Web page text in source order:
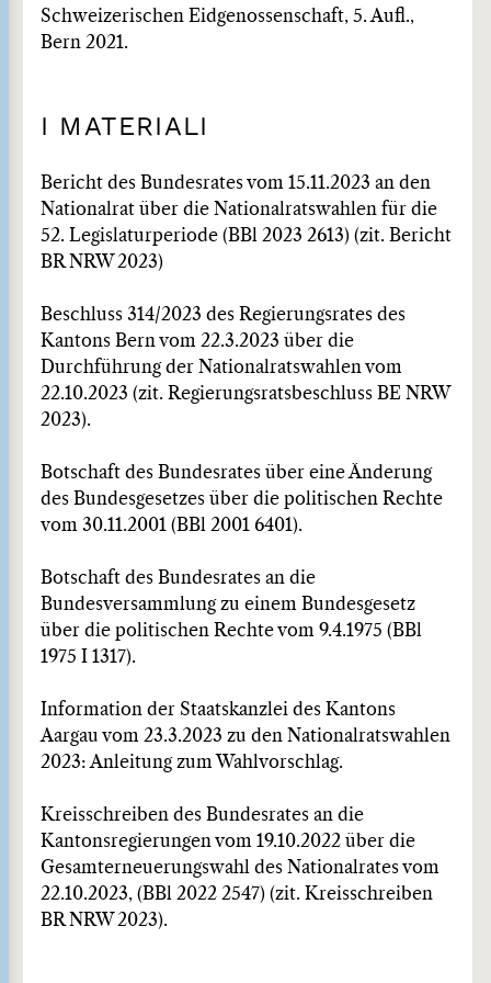
Schweizerischen Eidgenossenschaft, 5. Aufl.,
Bern 2021.
I MATERIALI
Bericht des Bundesrates vom 15.11.2023 an den
Nationalrat über die Nationalratswahlen für die
52. Legislaturperiode (BBl 2023 2613) (zit. Bericht
BR NRW 2023)
Beschluss 314/2023 des Regierungsrates des
Kantons Bern vom 22.3.2023 über die
Durchführung der Nationalratswahlen vom
22.10.2023 (zit. Regierungsratsbeschluss BE NRW
2023).
Botschaft des Bundesrates über eine Änderung
des Bundesgesetzes über die politischen Rechte
vom 30.11.2001 (BBl 2001 6401).
Botschaft des Bundesrates an die
Bundesversammlung zu einem Bundesgesetz
über die politischen Rechte vom 9.4.1975 (BBl
1975 I 1317).
Information der Staatskanzlei des Kantons
Aargau vom 23.3.2023 zu den Nationalratswahlen
2023: Anleitung zum Wahlvorschlag.
Kreisschreiben des Bundesrates an die
Kantonsregierungen vom 19.10.2022 über die
Gesamterneuerungswahl des Nationalrates vom
22.10.2023, (BBl 2022 2547) (zit. Kreisschreiben
BR NRW 2023).